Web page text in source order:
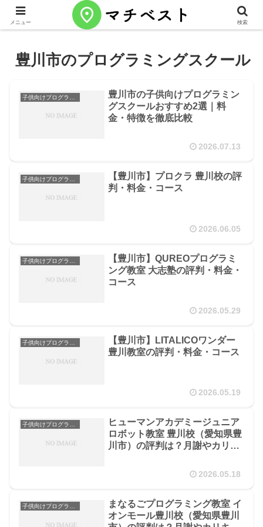
豊川市のプログラミングスクール
豊川市の子供向けプログラミン
グスクールおすすめ2選｜料
金・特徴を徹底比較
2026.07.13
【豊川市】プロクラ 豊川校の評
判・料金・コース
2026.06.05
【豊川市】QUREOプログラミ
ング教室 大志塾の評判・料金・
コース
2026.05.29
【豊川市】LITALICOワンダー
豊川教室の評判・料金・コース
2026.05.19
ヒューマンアカデミージュニア
ロボット教室 豊川校（愛知県豊
川市）の評判は？月謝やカリキ
2026.05.18
まなるごプログラミング教室 イ
オンモール豊川校（愛知県豊川
メニュー 検索